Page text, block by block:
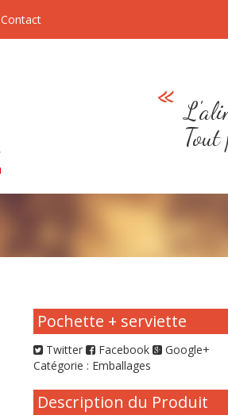
Contact
Pochette + serviette
Twitter Facebook
Google+
Catégorie : Emballages
Description du Produit